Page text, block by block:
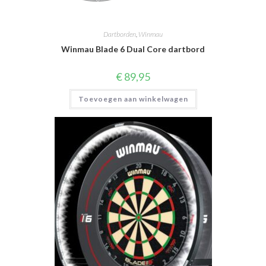
Dartborden, Winmau
Winmau Blade 6 Dual Core dartbord
€89,95
Toevoegen aan winkelwagen